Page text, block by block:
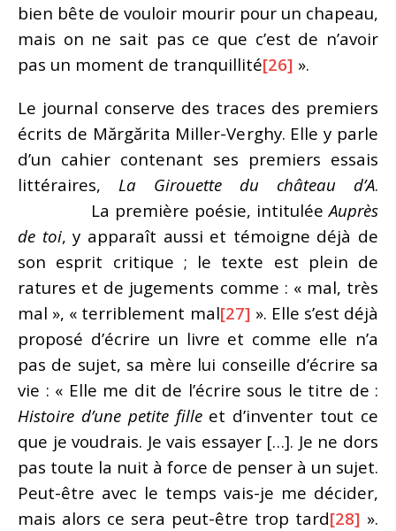
bien bête de vouloir mourir pour un chapeau,
mais on ne sait pas ce que c’est de n’avoir
pas un moment de tranquillité[26] ».
Le journal conserve des traces des premiers
écrits de Mărgărita Miller-Verghy. Elle y parle
d’un cahier contenant ses premiers essais
littéraires, La Girouette du château d’A.
La première poésie, intituléeAuprès
de toi, y apparaît aussi et témoigne déjà de
son esprit critique ; le texte est plein de
ratures et de jugements comme : « mal, très
mal », « terriblement mal[27] ». Elle s’est déjà
proposé d’écrire un livre et comme elle n’a
pas de sujet, sa mère lui conseille d’écrire sa
vie : « Elle me dit de l’écrire sous le titre de :
Histoire d’une petite filleet d’inventer tout ce
que je voudrais. Je vais essayer […]. Je ne dors
pas toute la nuit à force de penser à un sujet.
Peut-être avec le temps vais-je me décider,
mais alors ce sera peut-être trop tard[28] ».